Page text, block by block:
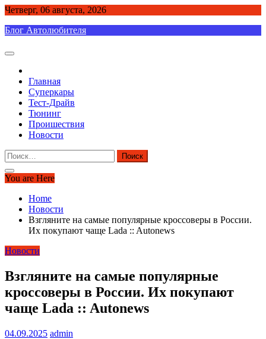
Skip
content
Четверг, 06 августа, 2026
Блог Автолюбителя
Главная
Суперкары
Тест-Драйв
Тюнинг
Проишествия
Новости
Найти:
You are Here
Home
Новости
Взгляните на самые популярные кроссоверы в России.
Их покупают чаще Lada :: Autonews
Новости
Взгляните на самые популярные
кроссоверы в России. Их покупают
чаще Lada :: Autonews
04.09.2025 admin